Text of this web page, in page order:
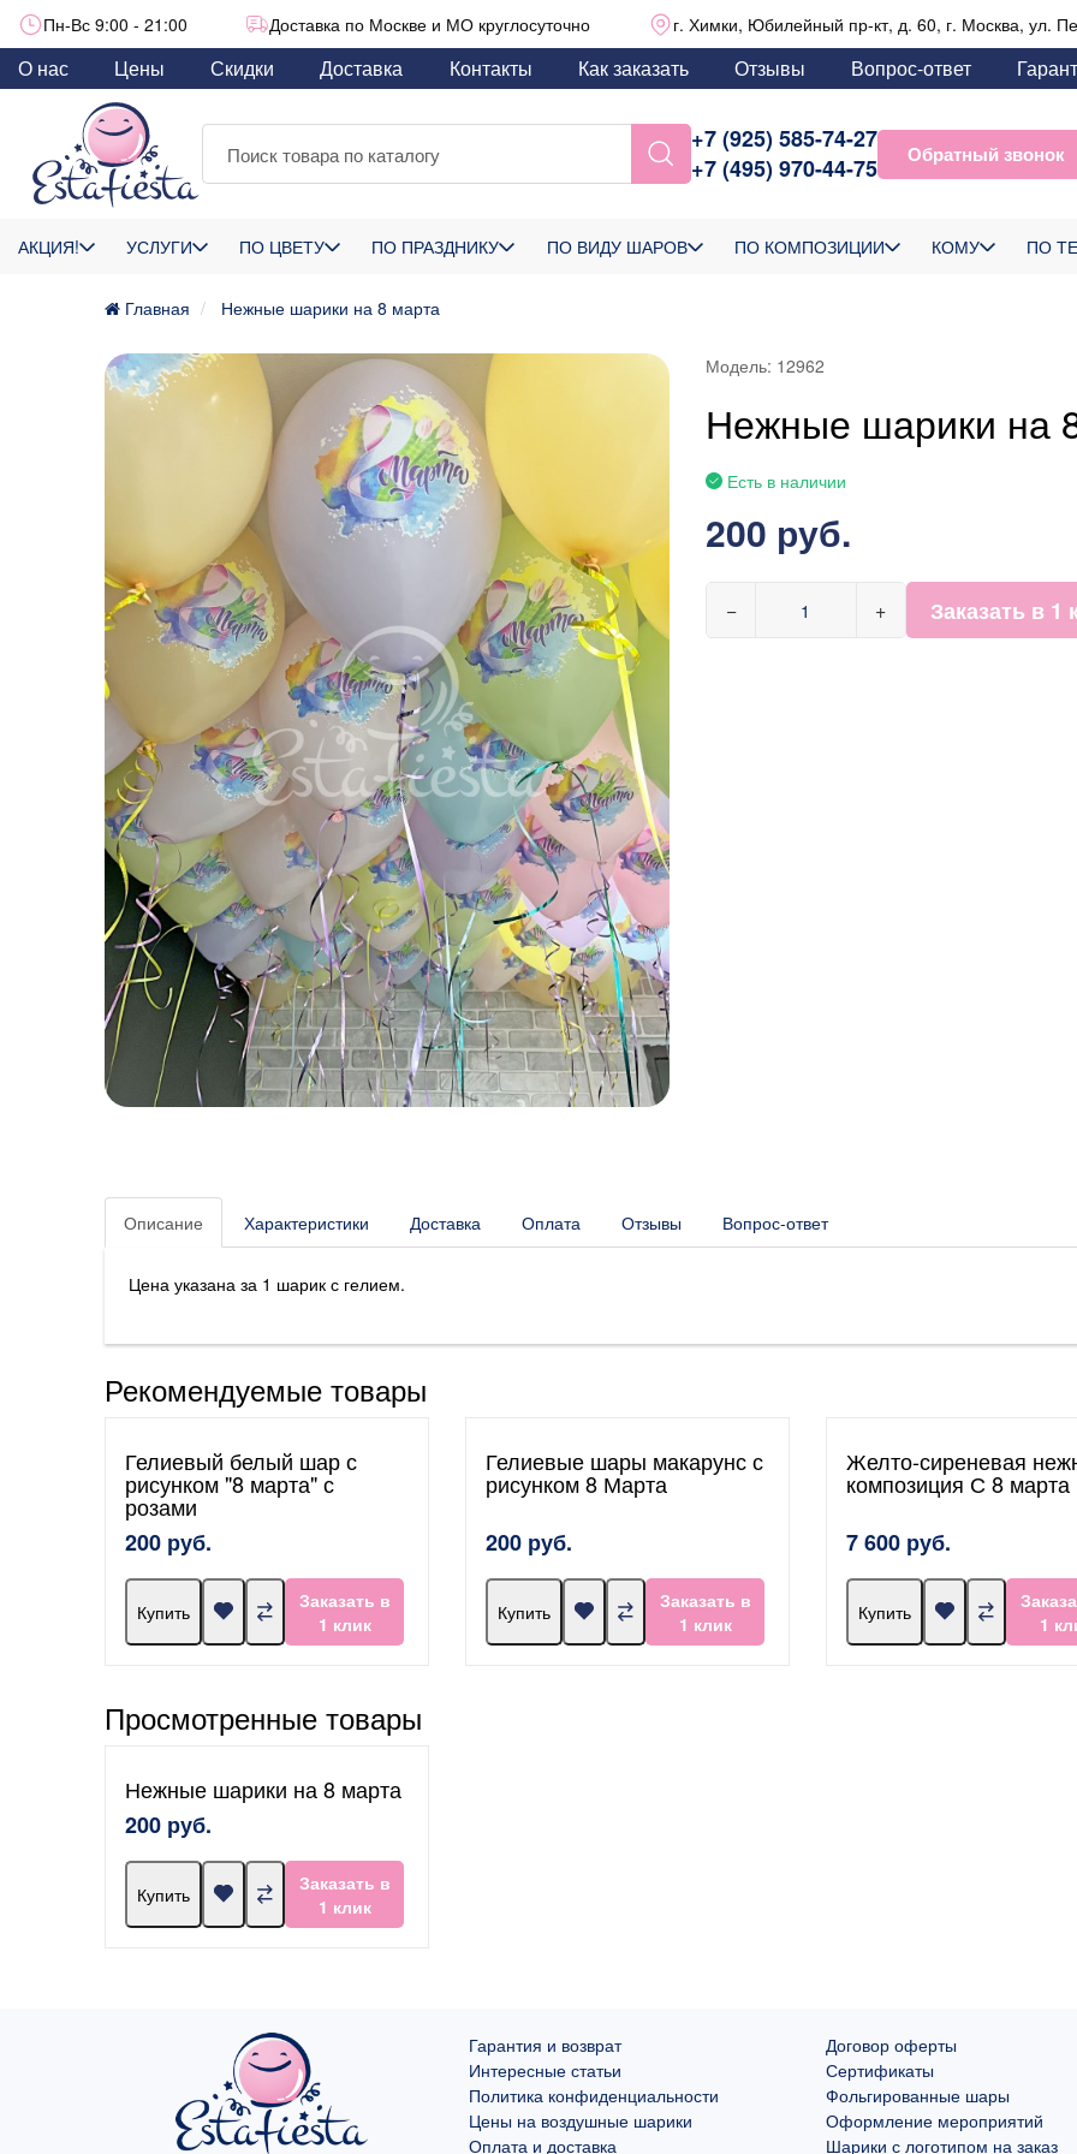
Пн-Вс 9:00 - 21:00 Доставка по Москве и МО круглосуточно г. Химки, Юбилейный пр-кт, д. 60, г. Москва, ул.
О нас Цены Скидки Доставка Контакты Как заказать Отзывы Вопрос-ответ
+7 (925) 585-74-27
+7 (495) 970-44-75
Обратный звонок
АКЦИЯ! УСЛУГИ ПО ЦВЕТУ ПО ПРАЗДНИКУ ПО ВИДУ ШАРОВ ПО КОМПОЗИЦИИ КОМУ ПО
Главная Нежные шарики на 8 марта
Модель: 12962
Нежные шарики на
Есть в наличии
200 руб.
− + Заказать в 1
Описание Характеристики Доставка Оплата Отзывы Вопрос-ответ
Цена указана за 1 шарик с гелием.
Рекомендуемые товары
Гелиевый белый шар с
рисунком "8 марта" с
розами
200 руб.
Купить
Заказать в
1 клик
Гелиевые шары макарунс с
рисунком 8 Марта
200 руб.
Купить
Заказать в
1 клик
Желто-сиреневая
композиция С 8 марта
7 600 руб.
Купить
1
Просмотренные товары
Нежные шарики на 8 марта
200 руб.
Купить
Заказать в
1 клик
Гарантия и возврат
Интересные статьи
Политика конфиденциальности
Цены на воздушные шарики
Оплата и доставка
Договор оферты
Сертификаты
Фольгированные шары
Оформление мероприятий
Шарики с логотипом на заказ